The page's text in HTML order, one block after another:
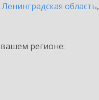
область,
регионе: